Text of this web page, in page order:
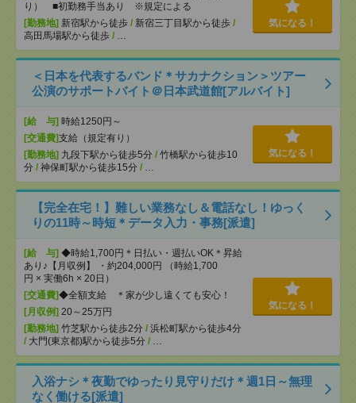
り） ■初勤務手当あり ※規定による
[勤務地] 新宿駅から徒歩 / 新宿三丁目駅から徒歩 /
高田馬場駅から徒歩 / …
気になる！
＜日本を代表するバンド＊サカナクション＞ツアー
公演のサポートバイト＠日本武道館[アルバイト]
[給 与] 時給1250円～
[交通費]支給（規定有り）
[勤務地] 九段下駅から徒歩5分 / 竹橋駅から徒歩10
分 / 神保町駅から徒歩15分 / …
気になる！
【完全在宅！】難しい業務なし＆電話なし！ゆっく
りの11時～時短＊データ入力・事務[派遣]
[給 与] ◆時給1,700円＊日払い・週払いOK＊昇給
あり♪【月収例】 ・約204,000円 （時給1,700
円 × 実働6h × 20日）
[交通費]◆全額支給 ＊家が少し遠くても安心！
[月収例] 20～25万円
[勤務地] 竹芝駅から徒歩2分 / 浜松町駅から徒歩4分
/ 大門(東京都)駅から徒歩5分 / …
気になる！
入浴ナシ＊夜勤でゆったり見守りだけ＊週1日～無理
なく働ける[派遣]